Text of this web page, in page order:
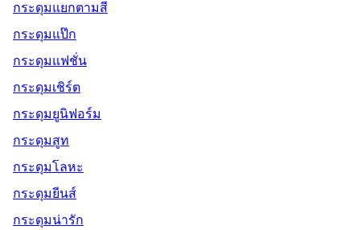
กระดุมแยกตามสี
กระดุมแป๊ก
กระดุมแฟชั่น
กระดุมเชิร์ต
กระดุมยูนิฟอร์ม
กระดุมสูท
กระดุมโลหะ
กระดุมยีนส์
กระดุมน่ารัก